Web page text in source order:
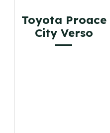
Toyota Proace
City Verso